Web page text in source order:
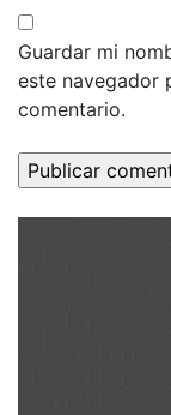
Guardar mi
este navegador
comentario.